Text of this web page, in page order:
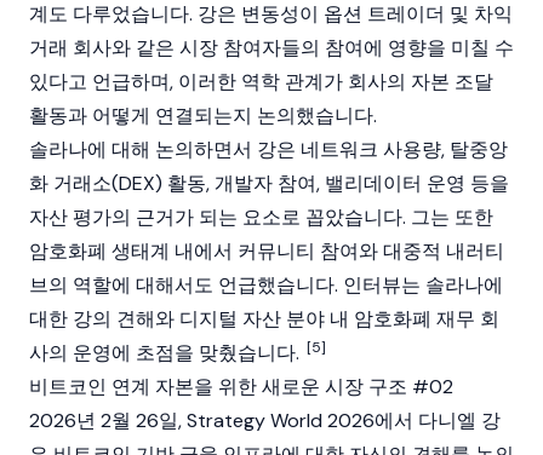
계도 다루었습니다. 강은 변동성이 옵션 트레이더 및 차익
거래 회사와 같은 시장 참여자들의 참여에 영향을 미칠 수
있다고 언급하며, 이러한 역학 관계가 회사의 자본 조달
활동과 어떻게 연결되는지 논의했습니다.
솔라나에 대해 논의하면서 강은 네트워크 사용량, 탈중앙
화 거래소(DEX) 활동, 개발자 참여, 밸리데이터 운영 등을
자산 평가의 근거가 되는 요소로 꼽았습니다. 그는 또한
암호화폐 생태계 내에서 커뮤니티 참여와 대중적 내러티
브의 역할에 대해서도 언급했습니다. 인터뷰는 솔라나에
대한 강의 견해와 디지털 자산 분야 내 암호화폐 재무 회
사의 운영에 초점을 맞췄습니다. [5]
비트코인 연계 자본을 위한 새로운 시장 구조 #02
2026년 2월 26일, Strategy World 2026에서 다니엘 강